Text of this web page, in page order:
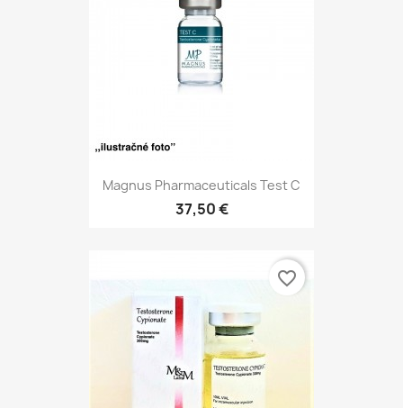
Magnus Pharmaceuticals Test C
37,50 €
favorite_border